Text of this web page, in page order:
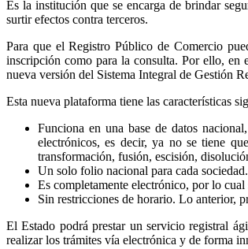
Es la institución que se encarga de brindar
surtir efectos contra terceros.
Para que el Registro Público de Comercio
inscripción como para la consulta. Por ello,
nueva versión del Sistema Integral de Gestión
Esta nueva plataforma tiene las características
Funciona en una base de datos
electrónicos, es decir, ya no se tiene
transformación, fusión, escisión,
Un solo folio nacional para cada sociedad.
Es completamente electrónico, por lo
Sin restricciones de horario. Lo anterior,
El Estado podrá prestar un servicio registral
realizar los trámites vía electrónica y de forma